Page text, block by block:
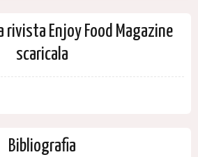
rivista Enjoy Food Magazine
scaricala
Bibliografia